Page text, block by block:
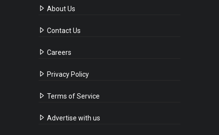
About Us
Contact Us
Careers
Privacy Policy
Terms of Service
Advertise with us